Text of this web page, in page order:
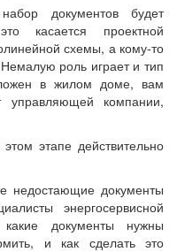
документов будет
касается проектной
схемы, а кому-то
роль играет и тип
в жилом доме, вам
управляющей компании,
этом этапе действительно
недостающие документы
энергосервисной
документы нужны
и как сделать это